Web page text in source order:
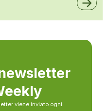
viene inviato ogni